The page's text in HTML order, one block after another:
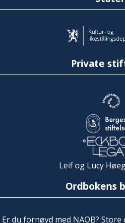
Private
Leif og Lucy
Ordbokens
Er du fornøyd med NAOB?